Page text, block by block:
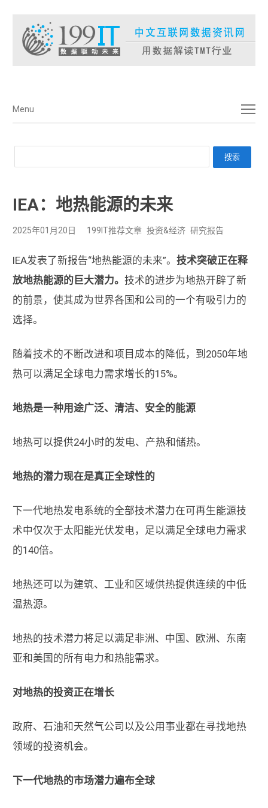
菜单
Menu
IEA：地热能源的未来
2025年01月20日 199IT推荐文章 投资&经济 研究报告
IEA发表了新报告“地热能源的未来”。 技术突破正在释
放地热能源的巨大潜力。 技术的进步为地热开辟了新
的前景，使其成为世界各国和公司的一个有吸引力的
选择。
随着技术的不断改进和项目成本的降低，到2050年地
热可以满足全球电力需求增长的15%。
地热是一种用途广泛、清洁、安全的能源
地热可以提供24小时的发电、产热和储热。
地热的潜力现在是真正全球性的
下一代地热发电系统的全部技术潜力在可再生能源技
术中仅次于太阳能光伏发电，足以满足全球电力需求
的140倍。
地热还可以为建筑、工业和区域供热提供连续的中低
温热源。
地热的技术潜力将足以满足非洲、中国、欧洲、东南
亚和美国的所有电力和热能需求。
对地热的投资正在增长
政府、石油和天然气公司以及公用事业都在寻找地热
领域的投资机会。
下一代地热的市场潜力遍布全球